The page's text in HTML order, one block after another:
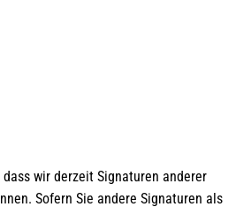
wir derzeit Signaturen anderer
Sofern Sie andere Signaturen als